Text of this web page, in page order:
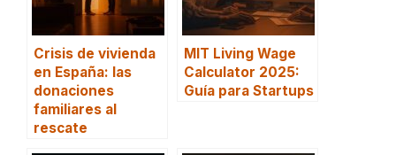
Crisis de vivienda
en España: las
donaciones
familiares al
rescate
MIT Living Wage
Calculator 2025:
Guía para Startups